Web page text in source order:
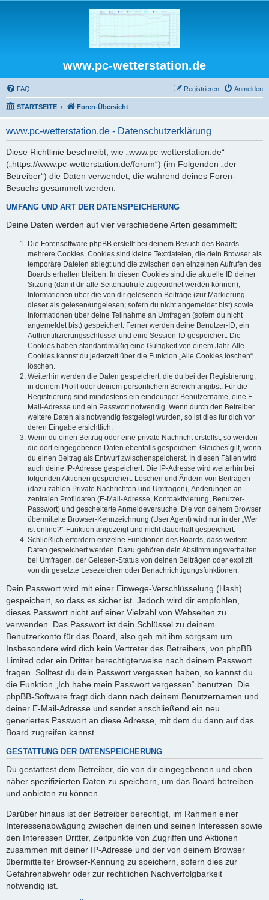
www.pc-wetterstation.de
FAQ Anmelden
Registrieren
STARTSEITE Foren-Übersicht
www.pc-wetterstation.de - Datenschutzerklärung
Diese Richtlinie beschreibt, wie „www.pc-wetterstation.de“
(„https://www.pc-wetterstation.de/forum“) (im Folgenden „der
Betreiber“) die Daten verwendet, die während deines Foren-
Besuchs gesammelt werden.
UMFANG UND ART DER DATENSPEICHERUNG
Deine Daten werden auf vier verschiedene Arten gesammelt:
Die Forensoftware phpBB erstellt bei deinem Besuch des Boards
mehrere Cookies. Cookies sind kleine Textdateien, die dein Browser als
temporäre Dateien ablegt und die zwischen den einzelnen Aufrufen des
Boards erhalten bleiben. In diesen Cookies sind die aktuelle ID deiner
Sitzung (damit dir alle Seitenaufrufe zugeordnet werden können),
Informationen über die von dir gelesenen Beiträge (zur Markierung
dieser als gelesen/ungelesen; sofern du nicht angemeldet bist) sowie
Informationen über deine Teilnahme an Umfragen (sofern du nicht
angemeldet bist) gespeichert. Ferner werden deine Benutzer-ID, ein
Authentifizierungsschlüssel und eine Session-ID gespeichert. Die
Cookies haben standardmäßig eine Gültigkeit von einem Jahr. Alle
Cookies kannst du jederzeit über die Funktion „Alle Cookies löschen“
löschen.
Weiterhin werden die Daten gespeichert, die du bei der Registrierung,
in deinem Profil oder deinem persönlichem Bereich angibst. Für die
Registrierung sind mindestens ein eindeutiger Benutzername, eine E-
Mail-Adresse und ein Passwort notwendig. Wenn durch den Betreiber
weitere Daten als notwendig festgelegt wurden, so ist dies für dich vor
deren Eingabe ersichtlich.
Wenn du einen Beitrag oder eine private Nachricht erstellst, so werden
die dort eingegebenen Daten ebenfalls gespeichert. Gleiches gilt, wenn
du einen Beitrag als Entwurf zwischenspeicherst. In diesen Fällen wird
auch deine IP-Adresse gespeichert. Die IP-Adresse wird weiterhin bei
folgenden Aktionen gespeichert: Löschen und Ändern von Beiträgen
(dazu zählen Private Nachrichten und Umfragen), Änderungen an
zentralen Profildaten (E-Mail-Adresse, Kontoaktivierung, Benutzer-
Passwort) und gescheiterte Anmeldeversuche. Die von deinem Browser
übermittelte Browser-Kennzeichnung (User Agent) wird nur in der „Wer
ist online?“-Funktion angezeigt und nicht dauerhaft gespeichert.
Schließlich erfordern einzelne Funktionen des Boards, dass weitere
Daten gespeichert werden. Dazu gehören dein Abstimmungsverhalten
bei Umfragen, der Gelesen-Status von deinen Beiträgen oder explizit
von dir gesetzte Lesezeichen oder Benachrichtigungsfunktionen.
Dein Passwort wird mit einer Einwege-Verschlüsselung (Hash)
gespeichert, so dass es sicher ist. Jedoch wird dir empfohlen,
dieses Passwort nicht auf einer Vielzahl von Webseiten zu
verwenden. Das Passwort ist dein Schlüssel zu deinem
Benutzerkonto für das Board, also geh mit ihm sorgsam um.
Insbesondere wird dich kein Vertreter des Betreibers, von phpBB
Limited oder ein Dritter berechtigterweise nach deinem Passwort
fragen. Solltest du dein Passwort vergessen haben, so kannst du
die Funktion „Ich habe mein Passwort vergessen“ benutzen. Die
phpBB-Software fragt dich dann nach deinem Benutzernamen und
deiner E-Mail-Adresse und sendet anschließend ein neu
generiertes Passwort an diese Adresse, mit dem du dann auf das
Board zugreifen kannst.
GESTATTUNG DER DATENSPEICHERUNG
Du gestattest dem Betreiber, die von dir eingegebenen und oben
näher spezifizierten Daten zu speichern, um das Board betreiben
und anbieten zu können.
Darüber hinaus ist der Betreiber berechtigt, im Rahmen einer
Interessenabwägung zwischen deinen und seinen Interessen sowie
den Interessen Dritter, Zeitpunkte von Zugriffen und Aktionen
zusammen mit deiner IP-Adresse und der von deinem Browser
übermittelter Browser-Kennung zu speichern, sofern dies zur
Gefahrenabwehr oder zur rechtlichen Nachverfolgbarkeit
notwendig ist.